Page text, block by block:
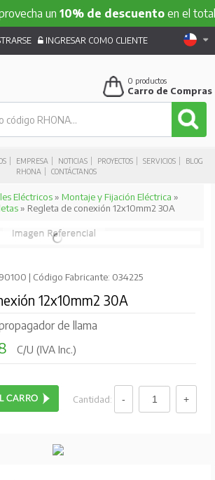
un10% de descuentoen el total
EMPRESA NOTICIAS PROYECTOS SERVICIOS
BLOG
RHONA
CONTÁCTANOS
INGRESAR COMO CLIENTE
0 productos
Carro de Compras
Eléctricos» Montaje y Fijación Eléctrica »
» Regleta de conexión 12x10mm2 30A
| Código Fabricante: 034225
12x10mm2 30A
de llama
C/U (IVA Inc.)
Cantidad: